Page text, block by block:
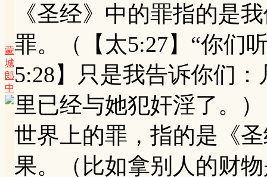
蒙
城
郎
中
《圣经》中的罪指的是
罪。（【太5:27】“你们
5:28】只是我告诉你们
里已经与她犯奸淫了。）
世界上的罪，指的是《
果。（比如拿别人的财